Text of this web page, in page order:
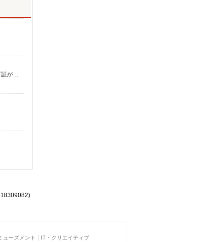
時給1150円 ※22:00以降は時給1438円 ※高校生時給1100円 ※高校生は学校からの許可が必要な場合、通学中の学校からの許可証が必要となります。
ューズメント IT・クリエイティブ